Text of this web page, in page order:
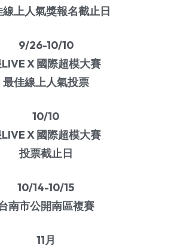
驗
事
品車款
道活動
沙藝術博覽會
馬術學院
域
線上人氣獎報名截止日
9/26-10/10
X 國際超模大賽
最佳線上人氣投票
10/10
X 國際超模大賽
投票截止日
10/14-10/15
南市公開南區複賽
11月